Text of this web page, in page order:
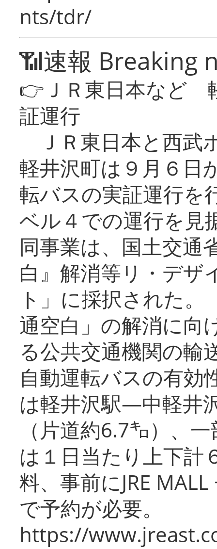
nts/tdr/
📶速報 Breaking
👉ＪＲ東日本など
証運行
ＪＲ東日本と西武
軽井沢町は９月６日
転バスの実証運行を
ベル４での運行を見
同事業は、国土交通
白』解消等リ・デザ
ト」に採択された
通空白」の解消に向
る公共交通機関の輸
自動運転バスの有効
は軽井沢駅―中軽井
（片道約6.7㌔）、
は１日当たり上下計
料、事前にJRE
で予約が必要。
https://